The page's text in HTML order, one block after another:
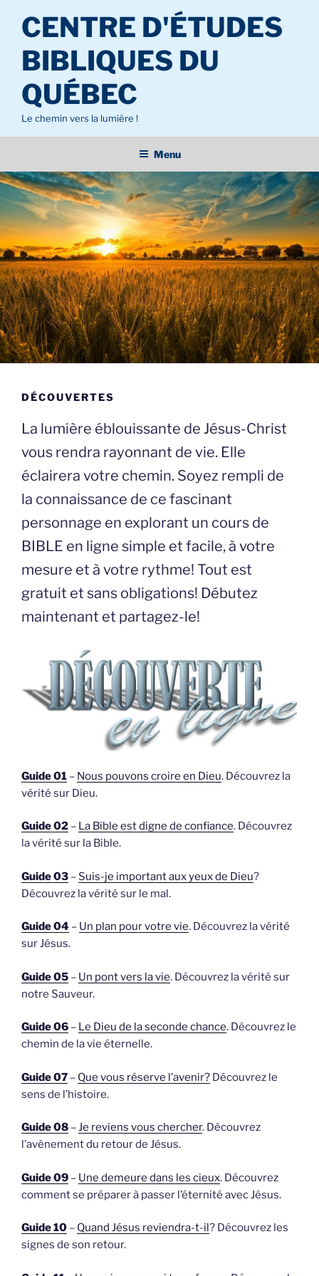
contenu
principal
CENTRE D'ÉTUDES
BIBLIQUES DU
QUÉBEC
Le chemin vers la lumière !
Menu
DÉCOUVERTES
La lumière éblouissante de Jésus-Christ
vous rendra rayonnant de vie. Elle
éclairera votre chemin. Soyez rempli de
la connaissance de ce fascinant
personnage en explorant un cours de
BIBLE en ligne simple et facile, à votre
mesure et à votre rythme! Tout est
gratuit et sans obligations! Débutez
maintenant et partagez-le!
Guide 01 – Nous pouvons croire en Dieu. Découvrez la
vérité sur Dieu.
Guide 02 – La Bible est digne de confiance. Découvrez
la vérité sur la Bible.
Guide 03 – Suis-je important aux yeux de Dieu?
Découvrez la vérité sur le mal.
Guide 04 – Un plan pour votre vie. Découvrez la vérité
sur Jésus.
Guide 05 – Un pont vers la vie. Découvrez la vérité sur
notre Sauveur.
Guide 06 – Le Dieu de la seconde chance. Découvrez le
chemin de la vie éternelle.
Guide 07 – Que vous réserve l’avenir? Découvrez le
sens de l’histoire.
Guide 08 –Je reviens vous chercher. Découvrez
l’avènement du retour de Jésus.
Guide 09 – Une demeure dans les cieux. Découvrez
comment se préparer à passer l’éternité avec Jésus.
Guide 10 – Quand Jésus reviendra-t-il ? Découvrez les
signes de son retour.